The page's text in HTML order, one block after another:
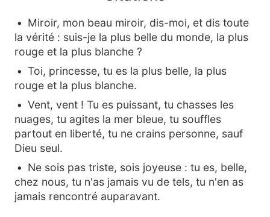
Miroir, mon beau miroir, dis-moi, et dis toute
la vérité : suis-je la plus belle du monde, la plus
rouge et la plus blanche ?
Toi, princesse, tu es la plus belle, la plus
rouge et la plus blanche.
Vent, vent ! Tu es puissant, tu chasses les
nuages, tu agites la mer bleue, tu souffles
partout en liberté, tu ne crains personne, sauf
Dieu seul.
Ne sois pas triste, sois joyeuse : tu es, belle,
chez nous, tu n'as jamais vu de tels, tu n'en as
jamais rencontré auparavant.